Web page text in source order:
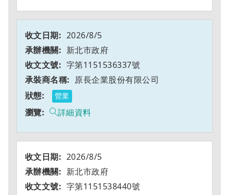
2026/8/5
新北市政府
字第1151536337號
原長企業股份有限公司
營業
詳細資料
2026/8/5
新北市政府
字第1151538440號